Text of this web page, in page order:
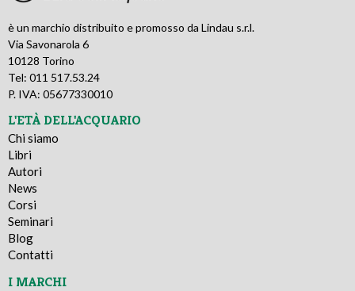
è un marchio distribuito e promosso da Lindau s.r.l.
Via Savonarola 6
10128 Torino
Tel: 011 517.53.24
P. IVA: 05677330010
L'ETÀ DELL'ACQUARIO
Chi siamo
Libri
Autori
News
Corsi
Seminari
Blog
Contatti
I MARCHI